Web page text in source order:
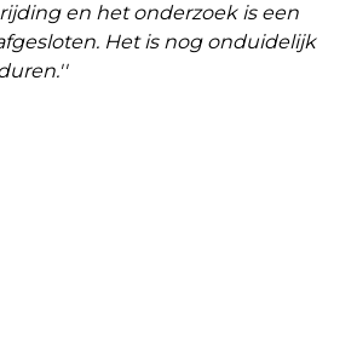
en het onderzoek is een
Het is nog onduidelijk